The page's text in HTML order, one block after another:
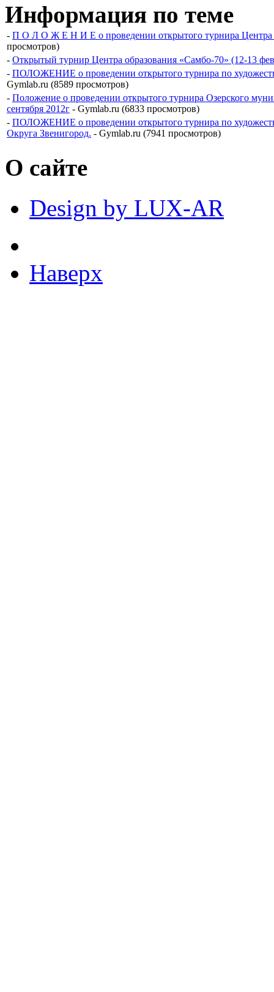
Информация по теме
- П О Л О Ж Е Н И Е о проведении открытого турнира Центра
просмотров)
- Открытый турнир Центра образования «Самбо-70» (12-13
- ПОЛОЖЕНИЕ о проведении открытого турнира по
Gymlab.ru (8589 просмотров)
- Положение о проведении открытого турнира Озерского
сентября 2012г - Gymlab.ru (6833 просмотров)
- ПОЛОЖЕНИЕ о проведении открытого турнира по
Округа Звенигород. - Gymlab.ru (7941 просмотров)
О сайте
Design by LUX-AR
Наверх